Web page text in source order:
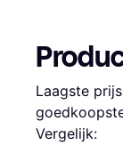
Laagste
Vergelijk: